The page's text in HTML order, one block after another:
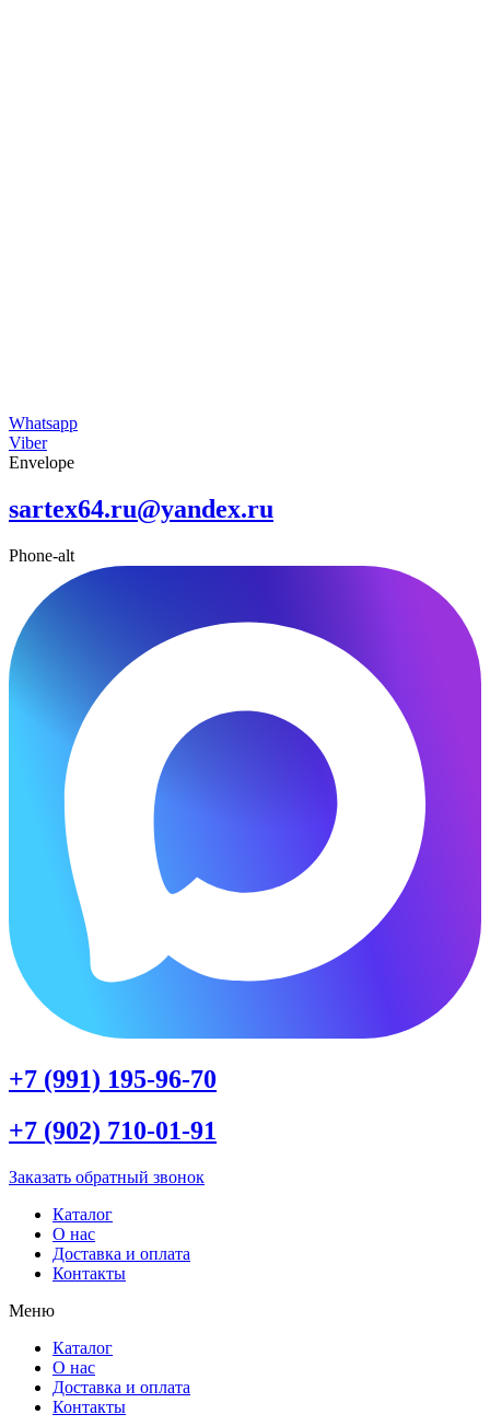
Whatsapp
Viber
Envelope
sartex64.ru@yandex.ru
Phone-alt
+7 (991) 195-96-70
+7 (902) 710-01-91
Заказать обратный звонок
Каталог
О нас
Доставка и оплата
Контакты
Меню
Каталог
О нас
Доставка и оплата
Контакты